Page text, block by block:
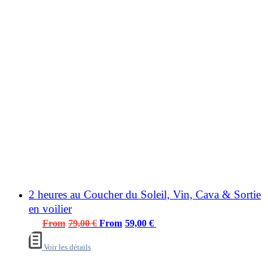
2 heures au Coucher du Soleil, Vin, Cava & Sortie
en voilier
79,00€ Le
59,00 €Le
Voir les détails